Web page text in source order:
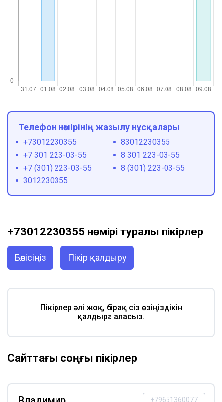
Телефон нөмірінің жазылу нұсқалары
+73012230355
83012230355
+7 301 223-03-55
8 301 223-03-55
+7 (301) 223-03-55
8 (301) 223-03-55
3012230355
+73012230355 нөмірі туралы пікірлер
Бөлісіңіз Пікір қалдыру
Пікірлер әлі жоқ, бірақ сіз өзіңіздікін
қалдыра аласыз.
Сайттағы соңғы пікірлер
+79651360077